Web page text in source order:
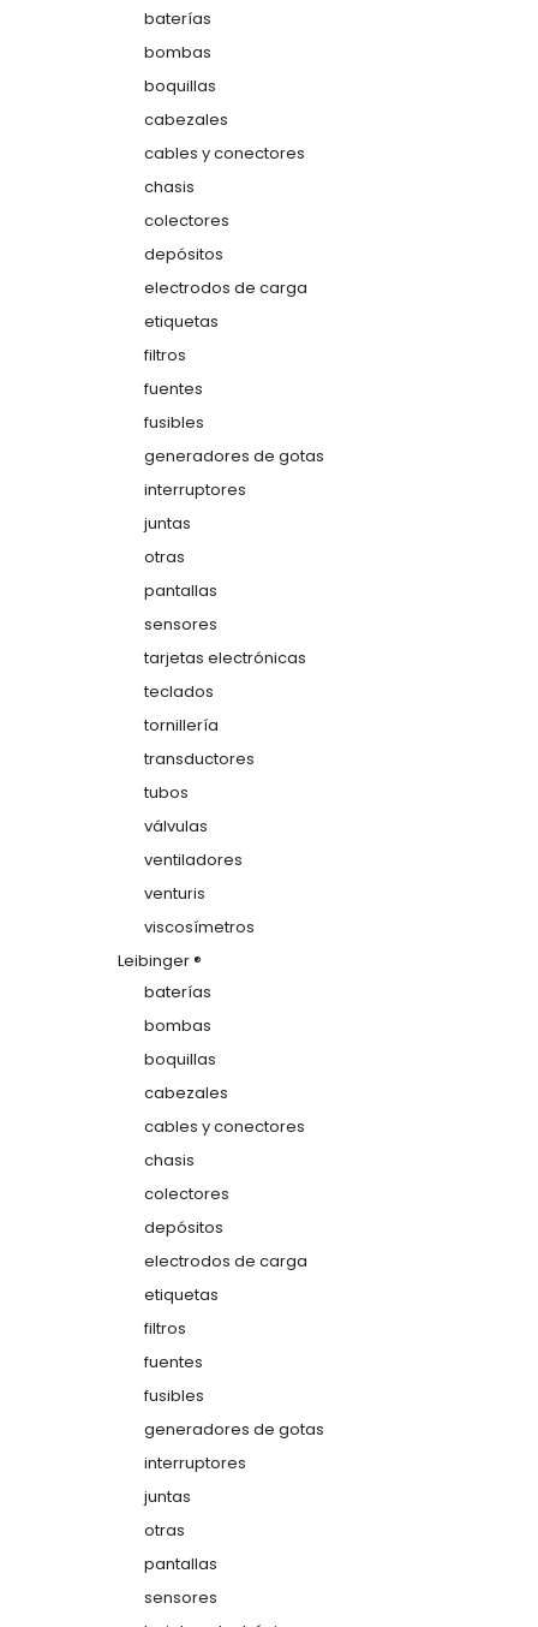
baterías
bombas
boquillas
cabezales
cables y conectores
chasis
colectores
depósitos
electrodos de carga
etiquetas
filtros
fuentes
fusibles
generadores de gotas
interruptores
juntas
otras
pantallas
sensores
tarjetas electrónicas
teclados
tornillería
transductores
tubos
válvulas
ventiladores
venturis
viscosímetros
Leibinger ®
baterías
bombas
boquillas
cabezales
cables y conectores
chasis
colectores
depósitos
electrodos de carga
etiquetas
filtros
fuentes
fusibles
generadores de gotas
interruptores
juntas
otras
pantallas
sensores